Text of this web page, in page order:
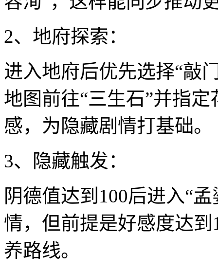
2、地府探索：
进入地府后优先选择“敲
地图前往“三生石”并指
感，为隐藏剧情打基础。
3、隐藏触发：
阴德值达到100后进入“
情，但前提是好感度达
养路线。